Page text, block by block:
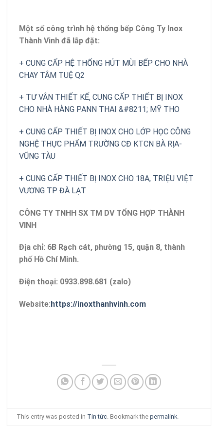
Một số công trình hệ thống bếp Công Ty Inox
Thành Vinh đã lắp đặt:
+ CUNG CẤP HỆ THỐNG HÚT MÙI BẾP CHO NHÀ
CHAY TÂM TUỆ Q2
+ TƯ VÂN THIẾT KẾ, CUNG CẤP THIẾT BỊ INOX
CHO NHÀ HÀNG PANN THAI &#8211; MỸ THO
+ CUNG CẤP THIẾT BỊ INOX CHO LỚP HỌC CÔNG
NGHỆ THỰC PHẨM TRƯỜNG CĐ KTCN BÀ RỊA-
VŨNG TÀU
+ CUNG CẤP THIẾT BỊ INOX CHO 18A, TRIỆU VIỆT
VƯƠNG TP ĐÀ LẠT
CÔNG TY TNHH SX TM DV TỔNG HỢP THÀNH
VINH
Địa chỉ: 6B Rạch cát, phường 15, quận 8, thành
phố Hồ Chí Minh.
Điện thoại: 0933.898.681 (zalo)
Website:https://inoxthanhvinh.com
This entry was posted in Tin tức. Bookmark thepermalink.